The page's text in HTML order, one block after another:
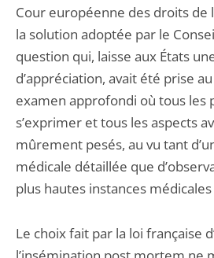
Cour européenne des droits de
la solution adoptée par le
question qui, laisse aux États
d’appréciation, avait été prise
examen approfondi où tous les
s’exprimer et tous les aspects
mûrement pesés, au vu tant
médicale détaillée que
plus hautes instances
Le choix fait par la loi française